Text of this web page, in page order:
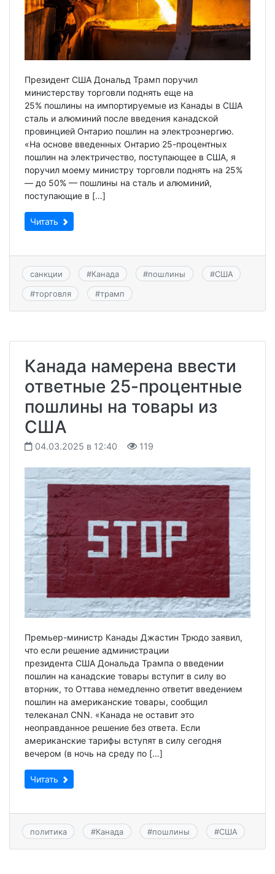
Президент США Дональд Трамп поручил
министерству торговли поднять еще на
25% пошлины на импортируемые из Канады в США
сталь и алюминий после введения канадской
провинцией Онтарио пошлин на электроэнергию.
«На основе введенных Онтарио 25-процентных
пошлин на электричество, поступающее в США, я
поручил моему министру торговли поднять на 25%
— до 50% — пошлины на сталь и алюминий,
поступающие в […]
Читать
санкции #Канада #пошлины #США
#торговля #трамп
Канада намерена ввести
ответные 25-процентные
пошлины на товары из
США
04.03.2025 в 12:40 119
Премьер-министр Канады Джастин Трюдо заявил,
что если решение администрации
президента США Дональда Трампа о введении
пошлин на канадские товары вступит в силу во
вторник, то Оттава немедленно ответит введением
пошлин на американские товары, сообщил
телеканал CNN. «Канада не оставит это
неоправданное решение без ответа. Если
американские тарифы вступят в силу сегодня
вечером (в ночь на среду по […]
Читать
политика #Канада #пошлины #США